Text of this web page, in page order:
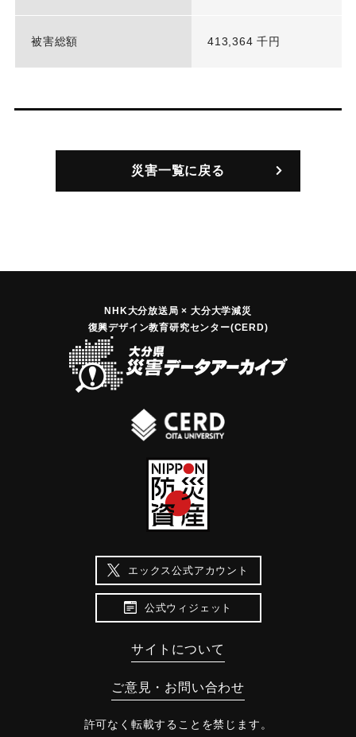
被害総額 413,364 千円
災害一覧に戻る
NHK大分放送局 × 大分大学減災
復興デザイン教育研究センター(CERD)
エックス公式アカウント
公式ウィジェット
サイトについて
ご意見・お問い合わせ
許可なく転載することを禁じます。